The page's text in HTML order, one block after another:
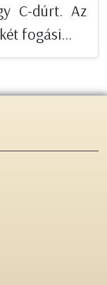
C-dúrt. Az
fogási...